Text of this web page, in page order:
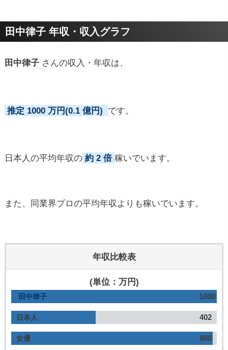
プロフィールトピック
田中律子 年収・収入グラフ
田中律子 さんの収入・年収は、
推定 1000 万円(0.1 億円) です。
日本人の平均年収の 約 2 倍 稼いでいます。
また、同業界プロの平均年収よりも稼いでいます。
年収比較表
(単位：万円)
田中律子 1000
日本人 402
女優 980